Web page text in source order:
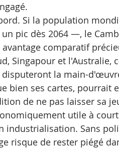
Si la population
pic dès 2064 —, le
comparatif
Singapour et
la main-
bien ses cartes, pourrait
de ne pas laisser sa
utile à
industrialisation. Sans
risque de rester piégé